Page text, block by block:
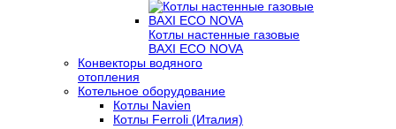
Котлы настенные газовые
BAXI ECO NOVA
Конвекторы водяного
отопления
Котельное оборудование
Котлы Navien
Котлы Ferroli (Италия)